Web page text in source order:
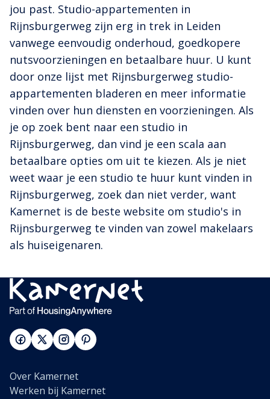
jou past. Studio-appartementen in
Rijnsburgerweg zijn erg in trek in Leiden
vanwege eenvoudig onderhoud, goedkopere
nutsvoorzieningen en betaalbare huur. U kunt
door onze lijst met Rijnsburgerweg studio-
appartementen bladeren en meer informatie
vinden over hun diensten en voorzieningen. Als
je op zoek bent naar een studio in
Rijnsburgerweg, dan vind je een scala aan
betaalbare opties om uit te kiezen. Als je niet
weet waar je een studio te huur kunt vinden in
Rijnsburgerweg, zoek dan niet verder, want
Kamernet is de beste website om studio's in
Rijnsburgerweg te vinden van zowel makelaars
als huiseigenaren.
Over Kamernet
Werken bij Kamernet